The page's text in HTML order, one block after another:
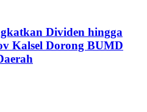
Dividen hingga
Kalsel Dorong BUMD